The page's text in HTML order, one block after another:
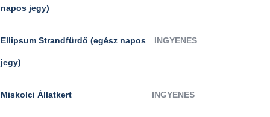
napos jegy)
Ellipsum Strandfürdő (egész napos
jegy)
INGYENES
Miskolci Állatkert INGYENES